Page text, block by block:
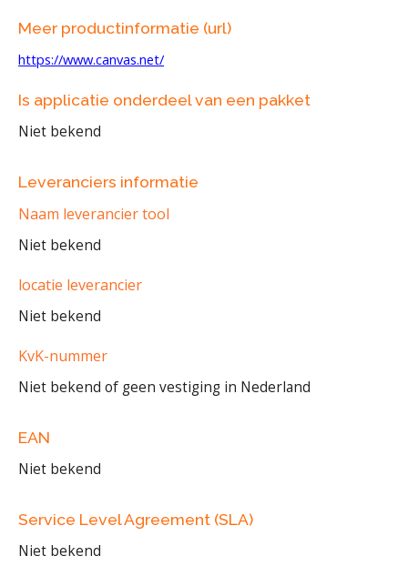
Meer productinformatie (url)
https://www.canvas.net/
Is applicatie onderdeel van een pakket
Niet bekend
Leveranciers informatie
Naam leverancier tool
Niet bekend
locatie leverancier
Niet bekend
KvK-nummer
Niet bekend of geen vestiging in Nederland
EAN
Niet bekend
Service Level Agreement (SLA)
Niet bekend